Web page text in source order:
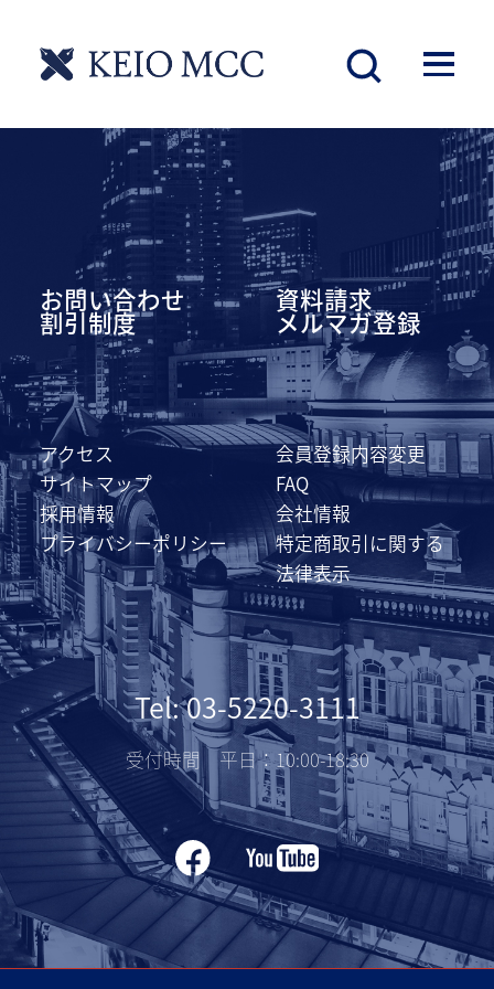
お問い合わせ 資料請求
割引制度 メルマガ登録
アクセス
会員登録内容変更
サイトマップ
FAQ
採用情報
会社情報
プライバシーポリシー
特定商取引に関する
法律表示
Tel: 03-5220-3111
受付時間 平日：10:00-18:30